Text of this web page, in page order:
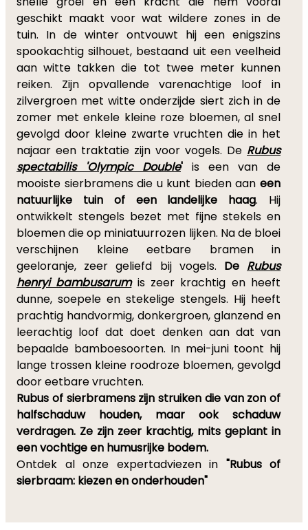
geschikt maakt voor wat wildere zones in de
tuin. In de winter ontvouwt hij een enigszins
spookachtig silhouet, bestaand uit een veelheid
aan witte takken die tot twee meter kunnen
reiken. Zijn opvallende varenachtige loof in
zilvergroen met witte onderzijde siert zich in de
zomer met enkele kleine roze bloemen, al snel
gevolgd door kleine zwarte vruchten die in het
najaar een traktatie zijn voor vogels. De Rubus
spectabilis 'Olympic Double' is een van de
mooiste sierbramens die u kunt bieden aan een
natuurlijke tuin of een landelijke haag. Hij
ontwikkelt stengels bezet met fijne stekels en
bloemen die op miniatuurrozen lijken. Na de bloei
verschijnen kleine eetbare bramen in
geeloranje, zeer geliefd bij vogels. De Rubus
henryi bambusarum is zeer krachtig en heeft
dunne, soepele en stekelige stengels. Hij heeft
prachtig handvormig, donkergroen, glanzend en
leerachtig loof dat doet denken aan dat van
bepaalde bamboesoorten. In mei-juni toont hij
lange trossen kleine roodroze bloemen, gevolgd
door eetbare vruchten.
Rubus of sierbramens zijn struiken die van zon of
halfschaduw houden, maar ook schaduw
verdragen. Ze zijn zeer krachtig, mits geplant in
een vochtige en humusrijke bodem.
Ontdek al onze expertadviezen in "Rubus of
sierbraam: kiezen en onderhouden"